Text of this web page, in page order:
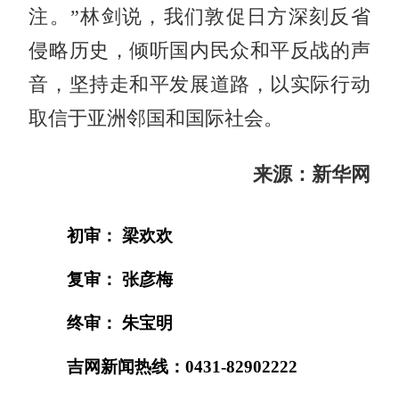
注。”林剑说，我们敦促日方深刻反省
侵略历史，倾听国内民众和平反战的声
音，坚持走和平发展道路，以实际行动
取信于亚洲邻国和国际社会。
来源：新华网
初审： 梁欢欢
复审： 张彦梅
终审： 朱宝明
吉网新闻热线：0431-82902222